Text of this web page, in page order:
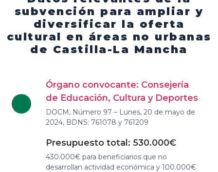
subvención para ampliar y
diversificar la oferta
cultural en áreas no urbanas
de Castilla-La Mancha
Órgano convocante: Consejería
de Educación, Cultura y Deportes
DOCM, Número 97 – Lunes, 20 de mayo de
2024, BDNS: 761078 y 761209
Presupuesto total: 530.000€
430.000€ para beneficiarios que no
desarrollan actividad económica y 100.000€